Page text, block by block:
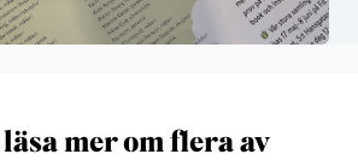
mer om flera av